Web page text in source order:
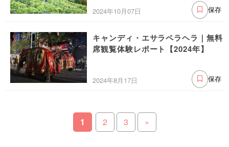
2024年10月07日 保存
キャンディ・エサラペラヘラ｜無料
席観覧体験レポート【2024年】
2024年8月17日 保存
1 2 3 »